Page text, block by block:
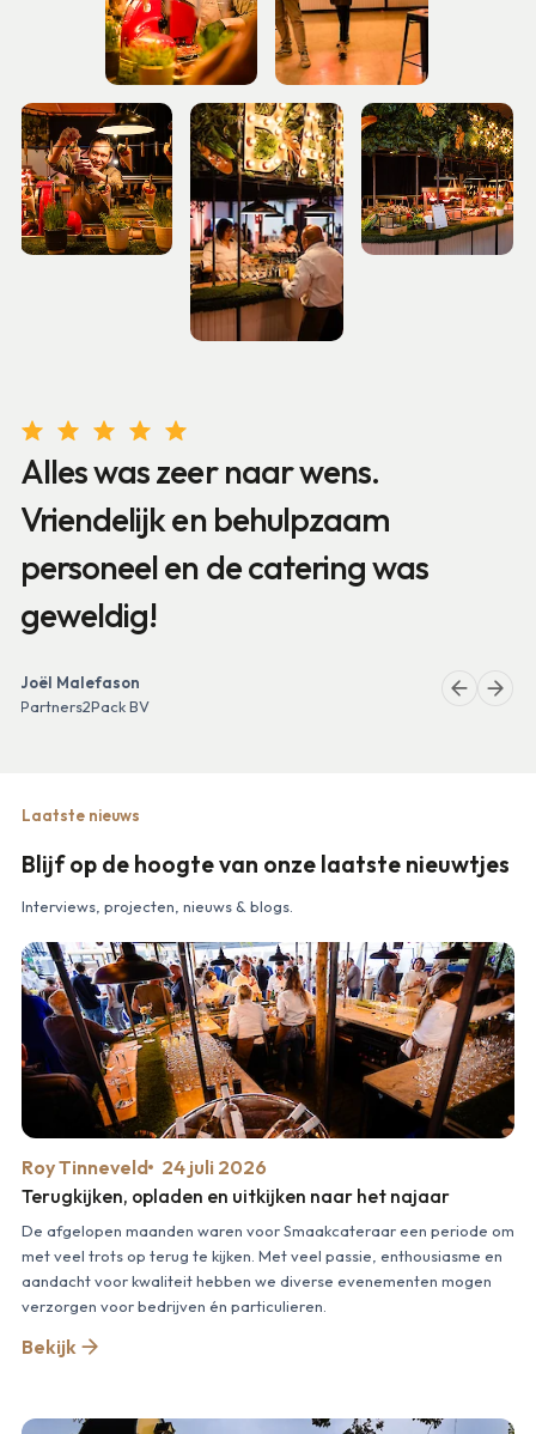
Paul van Zeist
Hoofd hospitality en sales, Nederlands
Alles was zeer naar wens.
Vriendelijk en behulpzaam
personeel en de catering was
geweldig!
Joël Malefason
Partners2Pack BV
Gijs Egbers
Mega Stones BV
Rini Ton
Laatste nieuws
Blijf op de hoogte van onze laatste nieuwtjes
Interviews, projecten, nieuws & blogs.
Roy Tinneveld 24 juli 2026
Terugkijken, opladen en uitkijken naar het najaar
De afgelopen maanden waren voor Smaakcateraar een periode om
met veel trots op terug te kijken. Met veel passie, enthousiasme en
aandacht voor kwaliteit hebben we diverse evenementen mogen
verzorgen voor bedrijven én particulieren.
Bekijk